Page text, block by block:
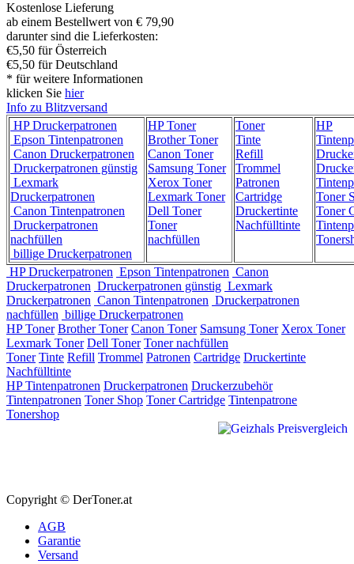
Kostenlose Lieferung
ab einem Bestellwert von € 79,90
darunter sind die Lieferkosten:
€5,50 für Österreich
€5,50 für Deutschland
* für weitere Informationen
klicken Sie hier
Info zu Blitzversand
HP Druckerpatronen
Epson Tintenpatronen
Canon Druckerpatronen
Druckerpatronen günstig
Lexmark
Druckerpatronen
Canon Tintenpatronen
Druckerpatronen
nachfüllen
billige Druckerpatronen
HP Toner
Brother Toner
Canon Toner
Samsung Toner
Xerox Toner
Lexmark Toner
Dell Toner
Toner
nachfüllen
Toner
Tinte
Refill
Trommel
Patronen
Cartridge
Druckertinte
Nachfülltinte
HP
Toner
Toner
HP Druckerpatronen Epson Tintenpatronen Canon
Druckerpatronen Druckerpatronen günstig Lexmark
Druckerpatronen Canon Tintenpatronen Druckerpatronen
nachfüllen billige Druckerpatronen
HP Toner Brother Toner Canon Toner Samsung Toner Xerox Toner
Lexmark Toner Dell Toner Toner nachfüllen
Toner Tinte Refill Trommel Patronen Cartridge Druckertinte
Nachfülltinte
HP Tintenpatronen Druckerpatronen Druckerzubehör
Tintenpatronen Toner Shop Toner Cartridge Tintenpatrone
Tonershop
Copyright © DerToner.at
AGB
Garantie
Versand